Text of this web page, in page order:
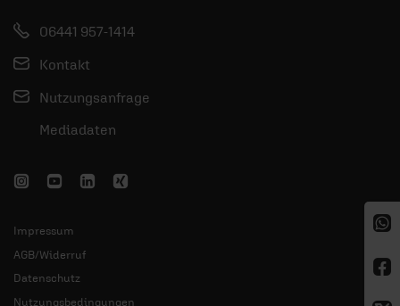
06441 957-1414
Kontakt
Nutzungsanfrage
Mediadaten
Impressum
AGB/Widerruf
Datenschutz
Nutzungsbedingungen